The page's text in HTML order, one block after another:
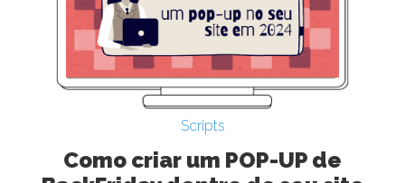
Scripts
Como criar um POP-UP de